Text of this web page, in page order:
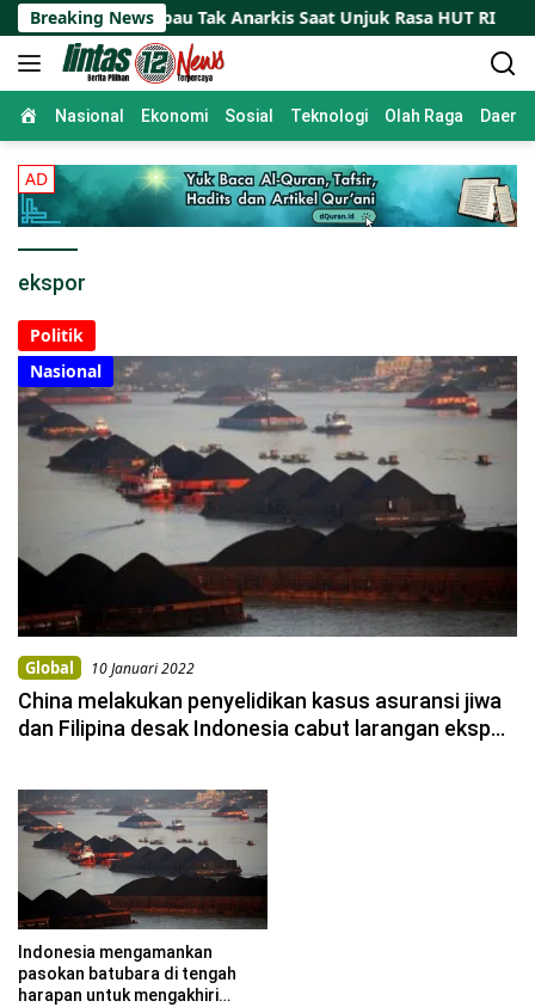
Skip
to
content
Breaking News
Polkam Imbau Tak Anarkis Saat Unjuk Rasa HUT RI
Home
Nasional Ekonomi Sosial Teknologi Olah Raga Daerah
ekspor
Global 10 Januari 2022
China melakukan penyelidikan kasus asuransi jiwa
dan Filipina desak Indonesia cabut larangan ekspor
Indonesia mengamankan
pasokan batubara di tengah
harapan untuk mengakhiri